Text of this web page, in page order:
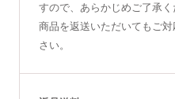
すので、あらかじめご了承
商品を返送いただいてもご
さい。